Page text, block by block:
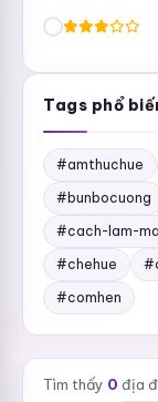
Tags phổ
#amthuchue
#bunbocuong
#cach-lam-
#chehue
#comhen
Tìm thấy 0 địa